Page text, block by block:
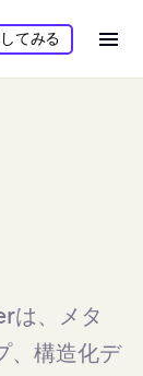
てみる
は、メタ
、構造化デ